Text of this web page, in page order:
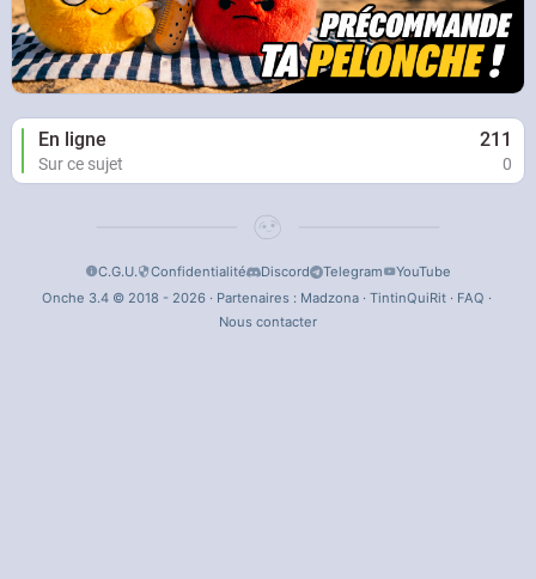
En ligne 211
Sur ce sujet 0
C.G.U. Confidentialité Discord Telegram
YouTube
Onche 3.4 © 2018 - 2026 · Partenaires : Madzona· TintinQuiRit· FAQ ·
Nous contacter